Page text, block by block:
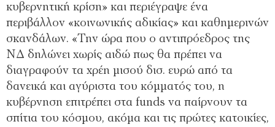
κυβερνητική κρίση» και περιέγραψε ένα
περιβάλλον «κοινωνικής αδικίας» και καθημερινών
σκανδάλων. «Την ώρα που ο αντιπρόεδρος της
ΝΔ δηλώνει χωρίς αιδώ πως θα πρέπει να
διαγραφούν τα χρέη μισού δισ. ευρώ από τα
δανεικά και αγύριστα του κόμματός του, η
κυβέρνηση επιτρέπει στα funds να παίρνουν τα
σπίτια του κόσμου, ακόμα και τις πρώτες κατοικίες,